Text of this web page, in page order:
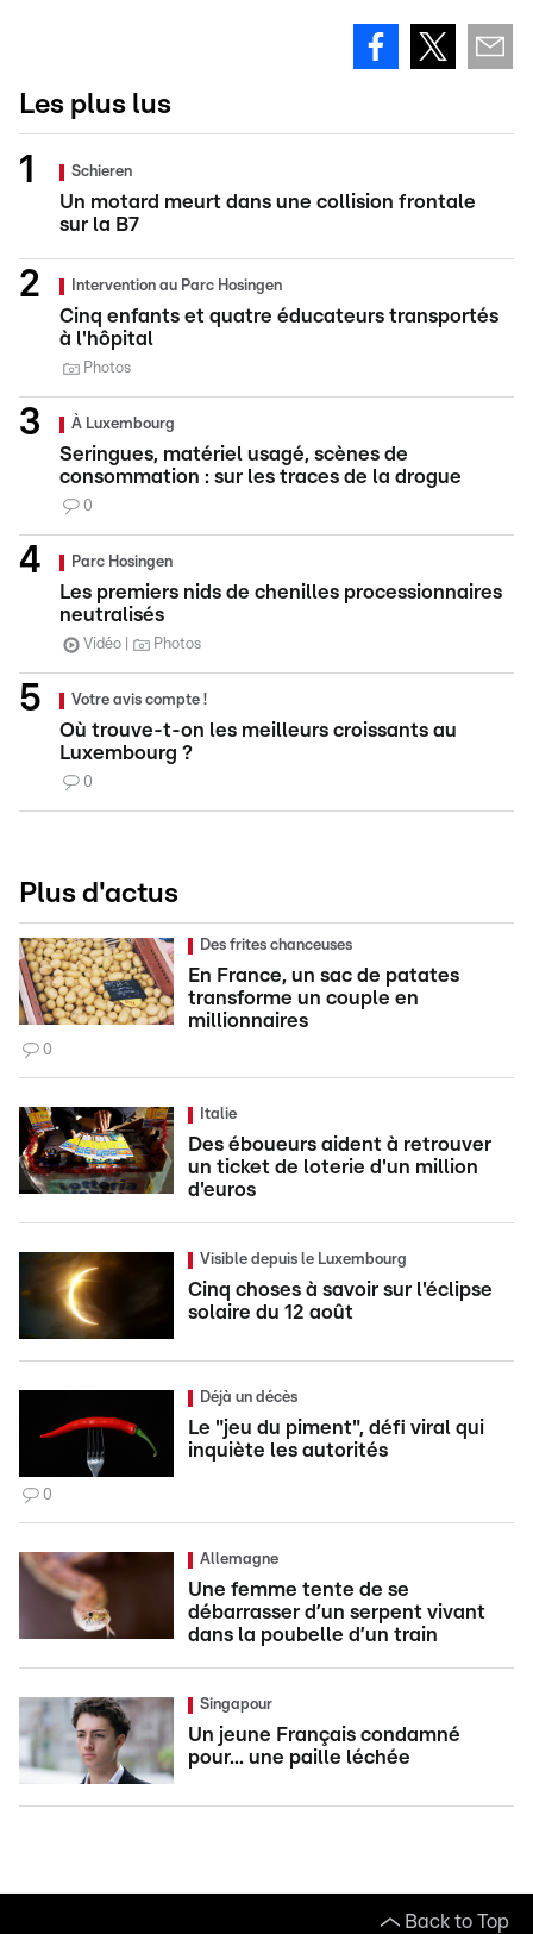
Les plus lus
Schieren
Un motard meurt dans une collision frontale
sur la B7
Intervention au Parc Hosingen
Cinq enfants et quatre éducateurs transportés
à l'hôpital
Photos
À Luxembourg
Seringues, matériel usagé, scènes de
consommation : sur les traces de la drogue
0
Parc Hosingen
Les premiers nids de chenilles processionnaires
neutralisés
Vidéo Photos
Votre avis compte !
Où trouve-t-on les meilleurs croissants au
Luxembourg ?
0
Plus d'actus
Des frites chanceuses
En France, un sac de patates
transforme un couple en
millionnaires
0
Italie
Des éboueurs aident à retrouver
un ticket de loterie d'un million
d'euros
Visible depuis le Luxembourg
Cinq choses à savoir sur l'éclipse
solaire du 12 août
Déjà un décès
Le "jeu du piment", défi viral qui
inquiète les autorités
0
Allemagne
Une femme tente de se
débarrasser d’un serpent vivant
dans la poubelle d’un train
Singapour
Un jeune Français condamné
pour... une paille léchée
Back to Top